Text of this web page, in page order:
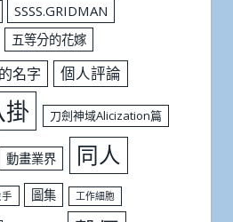
SSSS.GRIDMAN
五等分的花嫁
名字 個人評論
掛 刀劍神域Alicization篇
動畫業界 同人
圖集 工作細胞